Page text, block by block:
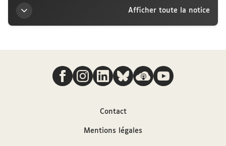
Afficher toute la notice
Titre
Lettre d’Émile Laurent à la marquise Arconati-
Visconti, Paris, 6 juillet 1913
Laurent, Émile Marie (1852-1930)
Nous suivre
Contact
Mentions légales